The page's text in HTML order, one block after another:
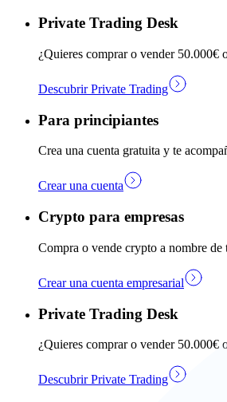
Private Trading Desk
¿Quieres comprar o vender 50.000€
Descubrir Private Trading
Para principiantes
Crea una cuenta gratuita y te
Crear una cuenta
Crypto para empresas
Compra o vende crypto a nombre de
Crear una cuenta empresarial
Private Trading Desk
¿Quieres comprar o vender 50.000€
Descubrir Private Trading